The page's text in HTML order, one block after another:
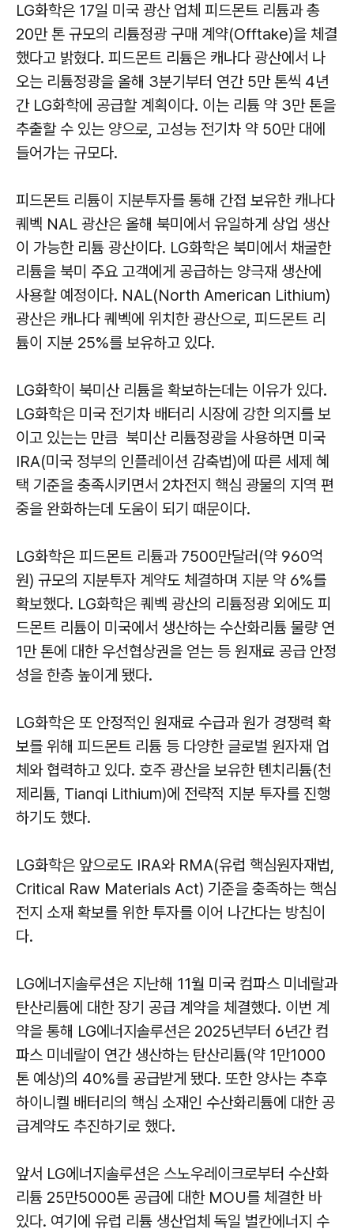
LG화학은 17일 미국 광산 업체 피드몬트 리튬과 총
20만 톤 규모의 리튬정광 구매 계약(Offtake)을 체결
했다고 밝혔다. 피드몬트 리튬은 캐나다 광산에서 나
오는 리튬정광을 올해 3분기부터 연간 5만 톤씩 4년
간 LG화학에 공급할 계획이다. 이는 리튬 약 3만 톤을
추출할 수 있는 양으로, 고성능 전기차 약 50만 대에
들어가는 규모다.
피드몬트 리튬이 지분투자를 통해 간접 보유한 캐나다
퀘벡 NAL 광산은 올해 북미에서 유일하게 상업 생산
이 가능한 리튬 광산이다. LG화학은 북미에서 채굴한
리튬을 북미 주요 고객에게 공급하는 양극재 생산에
사용할 예정이다. NAL(North American Lithium)
광산은 캐나다 퀘벡에 위치한 광산으로, 피드몬트 리
튬이 지분 25%를 보유하고 있다.
LG화학이 북미산 리튬을 확보하는데는 이유가 있다.
LG화학은 미국 전기차 배터리 시장에 강한 의지를 보
이고 있는는 만큼 북미산 리튬정광을 사용하면 미국
IRA(미국 정부의 인플레이션 감축법)에 따른 세제 혜
택 기준을 충족시키면서 2차전지 핵심 광물의 지역 편
중을 완화하는데 도움이 되기 때문이다.
LG화학은 피드몬트 리튬과 7500만달러(약 960억
원) 규모의 지분투자 계약도 체결하며 지분 약 6%를
확보했다. LG화학은 퀘벡 광산의 리튬정광 외에도 피
드몬트 리튬이 미국에서 생산하는 수산화리튬 물량 연
1만 톤에 대한 우선협상권을 얻는 등 원재료 공급 안정
성을 한층 높이게 됐다.
LG화학은 또 안정적인 원재료 수급과 원가 경쟁력 확
보를 위해 피드몬트 리튬 등 다양한 글로벌 원자재 업
체와 협력하고 있다. 호주 광산을 보유한 톈치리튬(천
제리튬, Tianqi Lithium)에 전략적 지분 투자를 진행
하기도 했다.
LG화학은 앞으로도 IRA와 RMA(유럽 핵심원자재법,
Critical Raw Materials Act) 기준을 충족하는 핵심
전지 소재 확보를 위한 투자를 이어 나간다는 방침이
다.
LG에너지솔루션은 지난해 11월 미국 컴파스 미네랄과
탄산리튬에 대한 장기 공급 계약을 체결했다. 이번 계
약을 통해 LG에너지솔루션은 2025년부터 6년간 컴
파스 미네랄이 연간 생산하는 탄산리튬(약 1만1000
톤 예상)의 40%를 공급받게 됐다. 또한 양사는 추후
하이니켈 배터리의 핵심 소재인 수산화리튬에 대한 공
급계약도 추진하기로 했다.
앞서 LG에너지솔루션은 스노우레이크로부터 수산화
리튬 25만5000톤 공급에 대한 MOU를 체결한 바
있다. 여기에 유럽 리튬 생산업체 독일 벌칸에너지 수